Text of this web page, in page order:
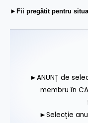
►Fii pregătit pentru
►ANUNȚ de
membru în
►Selecție